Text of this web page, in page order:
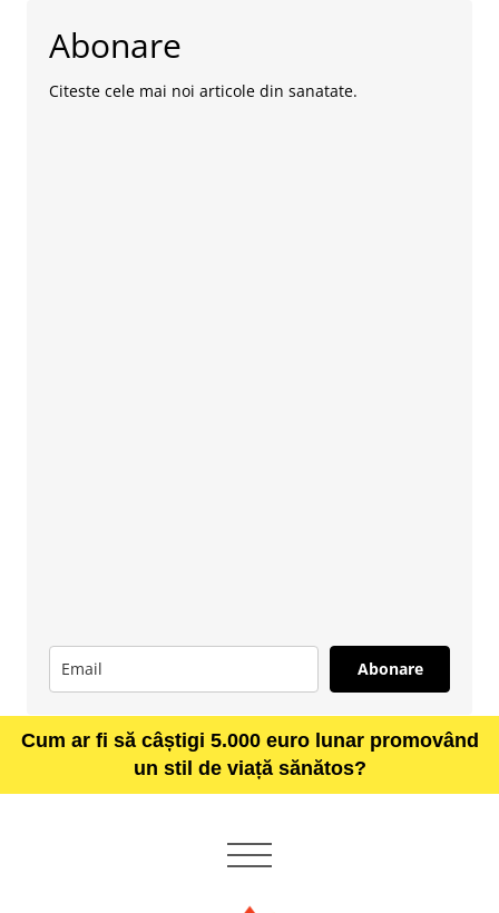
Abonare
Citeste cele mai noi articole din sanatate.
Abonare
Cum ar fi să câștigi 5.000 euro lunar promovând
un stil de viață sănătos?